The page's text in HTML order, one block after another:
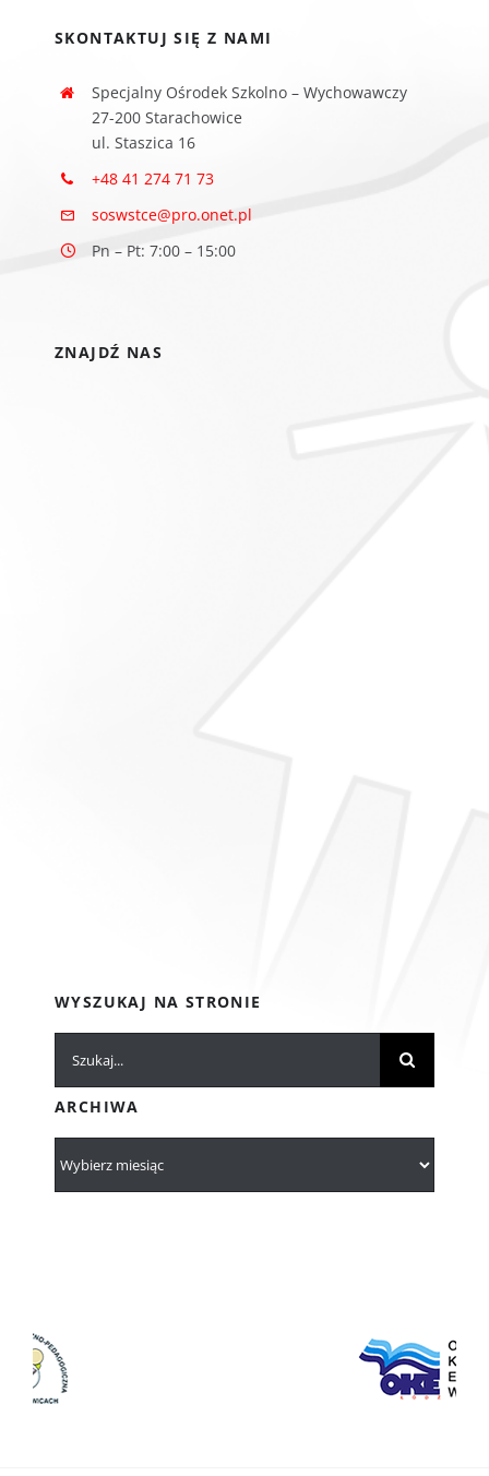
SKONTAKTUJ SIĘ Z NAMI
Specjalny Ośrodek Szkolno – Wychowawczy
27-200 Starachowice
ul. Staszica 16
+48 41 274 71 73
soswstce@pro.onet.pl
Pn – Pt: 7:00 – 15:00
ZNAJDŹ NAS
WYSZUKAJ NA STRONIE
ARCHIWA